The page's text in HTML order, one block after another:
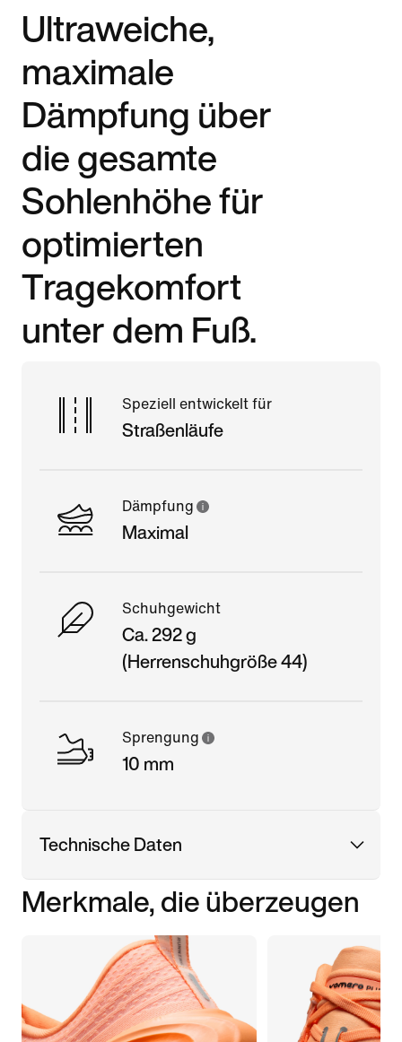
Ultraweiche,
maximale
Dämpfung über
die gesamte
Sohlenhöhe für
optimierten
Tragekomfort
unter dem Fuß.
Speziell entwickelt für
Straßenläufe
Dämpfung
Maximal
Schuhgewicht
Ca. 292 g
(Herrenschuhgröße 44)
Sprengung
10 mm
Technische Daten
Merkmale, die überzeugen